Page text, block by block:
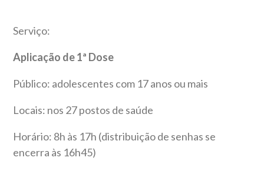
Serviço:
Aplicação de 1ª Dose
Público: adolescentes com 17 anos ou mais
Locais: nos 27 postos de saúde
Horário: 8h às 17h (distribuição de senhas se
encerra às 16h45)